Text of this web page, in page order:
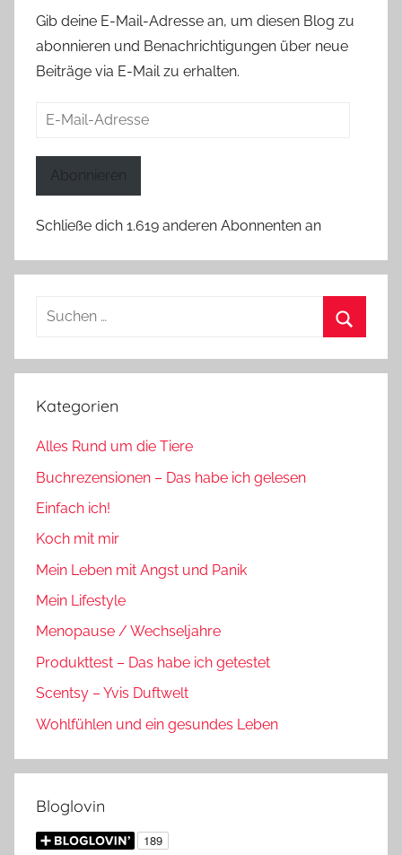
Gib deine E-Mail-Adresse an, um diesen Blog zu
abonnieren und Benachrichtigungen über neue
Beiträge via E-Mail zu erhalten.
E-
Abonnieren
Schließe dich 1.619 anderen Abonnenten an
Suchen
Kategorien
Alles Rund um die Tiere
Buchrezensionen – Das habe ich gelesen
Einfach ich!
Koch mit mir
Mein Leben mit Angst und Panik
Mein Lifestyle
Menopause / Wechseljahre
Produkttest – Das habe ich getestet
Scentsy – Yvis Duftwelt
Wohlfühlen und ein gesundes Leben
Bloglovin